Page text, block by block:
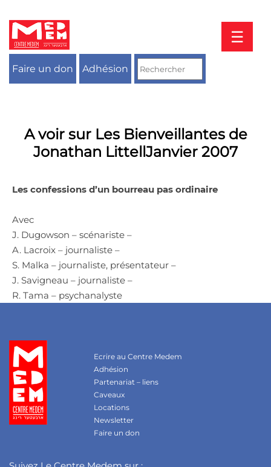
contenu
☰
Faire un don Adhésion
A voir sur Les Bienveillantes de
Jonathan LittellJanvier 2007
Les confessions d’un bourreau pas ordinaire
Avec
J. Dugowson – scénariste –
A. Lacroix – journaliste –
S. Malka – journaliste, présentateur –
J. Savigneau – journaliste –
R. Tama – psychanalyste
Ecrire au Centre Medem
Adhésion
Partenariat – liens
Caveaux
Locations
Newsletter
Faire un don